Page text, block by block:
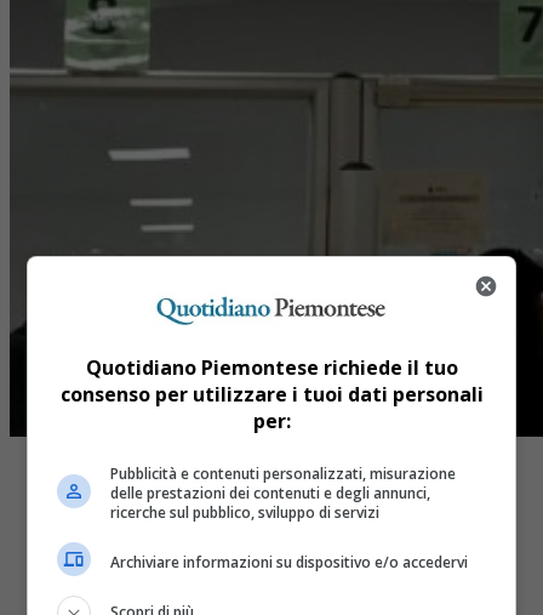
Share
Tweet
Quotidiano Piemontese richiede il tuo
consenso per utilizzare i tuoi dati personali
per:
Pubblicità e contenuti personalizzati, misurazione
delle prestazioni dei contenuti e degli annunci,
ricerche sul pubblico, sviluppo di servizi
Archiviare informazioni su dispositivo e/o accedervi